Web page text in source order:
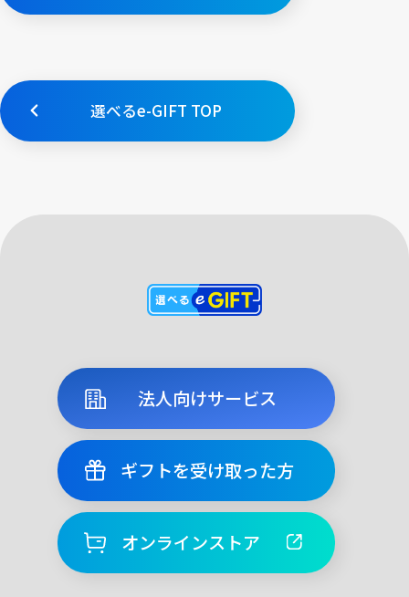
選べるe-GIFT TOP
法人向けサービス
ギフトを受け取った方
オンラインストア